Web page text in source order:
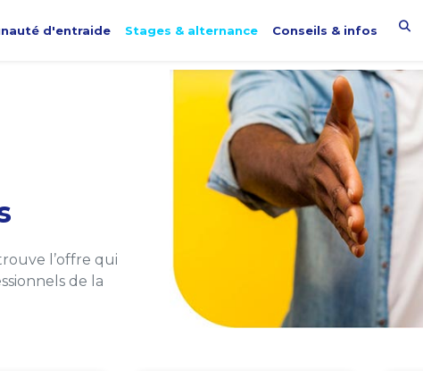
d'entraide Stages & alternance Conseils & infos
l’offre qui
de la